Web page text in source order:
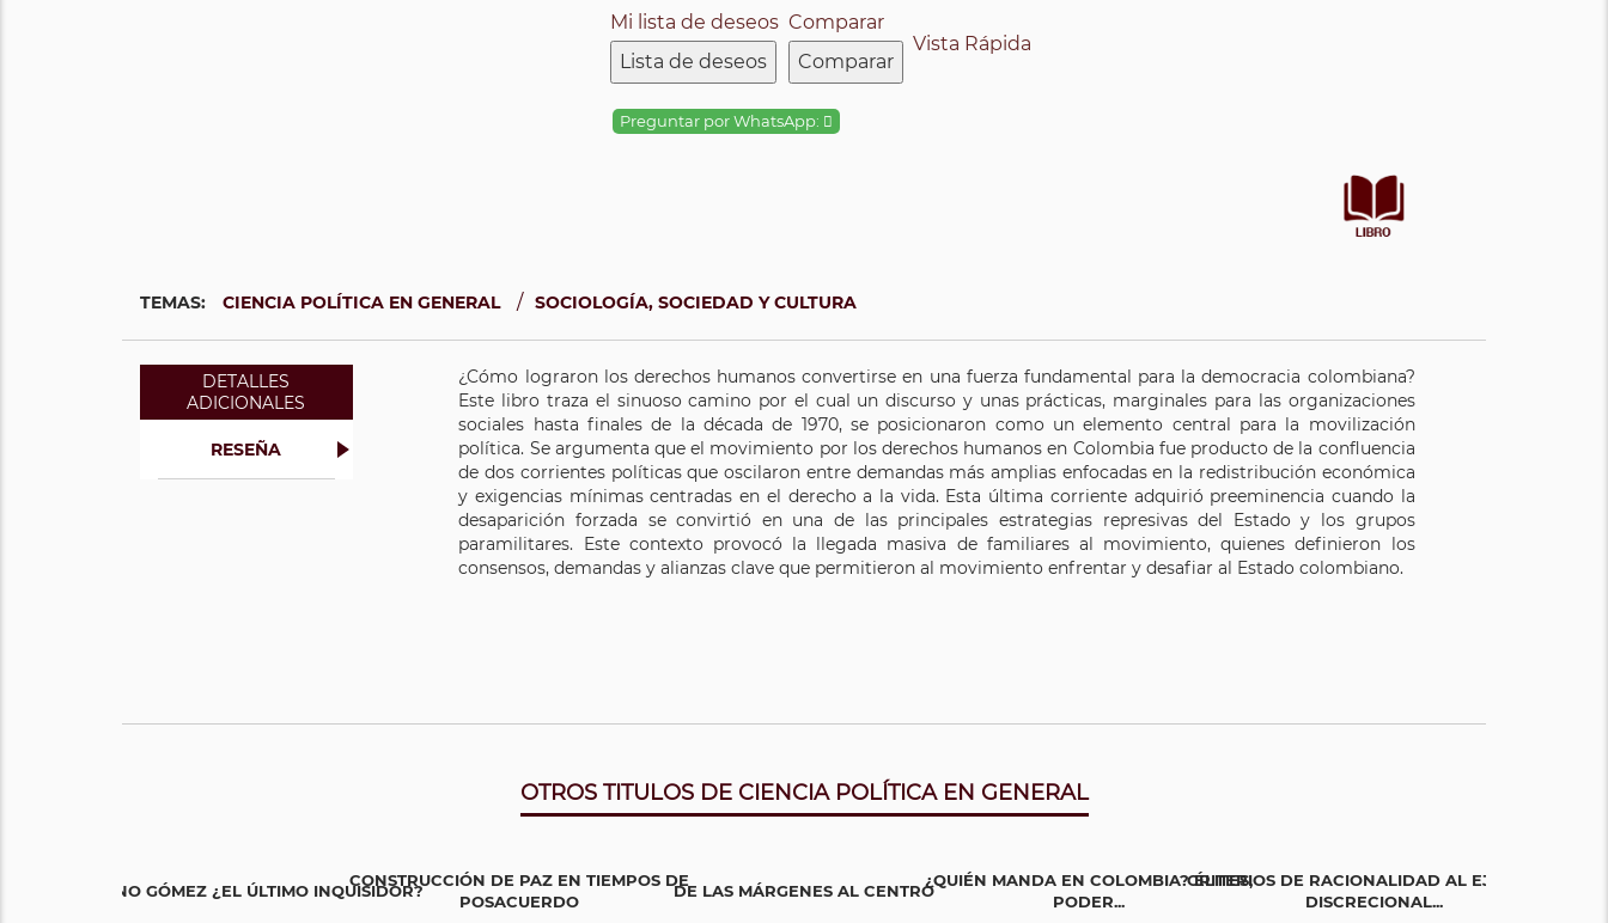
Mi lista de deseos
Lista de deseos
Comparar
Comparar
Vista Rápida
Preguntar por WhatsApp:
TEMAS: CIENCIA POLÍTICA EN GENERAL / SOCIOLOGÍA, SOCIEDAD Y CULTURA
DETALLES
ADICIONALES
RESEÑA
¿Cómo lograron los derechos humanos convertirse en una fuerza fundamental para la democracia colombiana?
Este libro traza el sinuoso camino por el cual un discurso y unas prácticas, marginales para las organizaciones
sociales hasta finales de la década de 1970, se posicionaron como un elemento central para la movilización
política. Se argumenta que el movimiento por los derechos humanos en Colombia fue producto de la confluencia
de dos corrientes políticas que oscilaron entre demandas más amplias enfocadas en la redistribución económica
y exigencias mínimas centradas en el derecho a la vida. Esta última corriente adquirió preeminencia cuando la
desaparición forzada se convirtió en una de las principales estrategias represivas del Estado y los grupos
paramilitares. Este contexto provocó la llegada masiva de familiares al movimiento, quienes definieron los
consensos, demandas y alianzas clave que permitieron al movimiento enfrentar y desafiar al Estado colombiano.
OTROS TITULOS DE CIENCIA POLÍTICA EN GENERAL
LAUREANO GÓMEZ ¿EL ÚLTIMO INQUISIDOR?
CONSTRUCCIÓN DE PAZ EN TIEMPOS DE
POSACUERDO
DE LAS MÁRGENES AL CENTRO
¿QUIÉN MANDA EN COLOMBIA? ÉLITES,
PODER...
CRITERIOS DE RACIONALIDAD AL EJERCICIO
DISCRECIONAL...